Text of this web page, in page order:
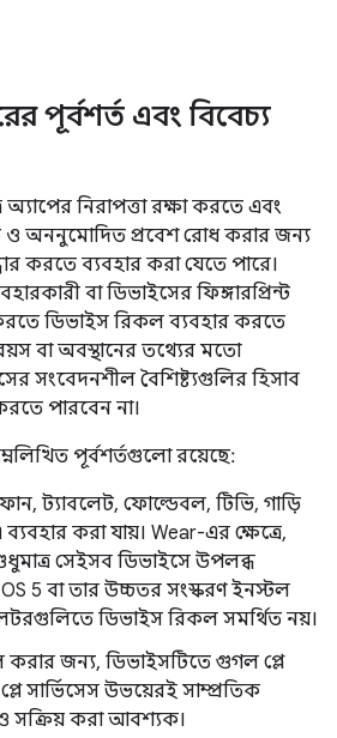
পূর্বশর্ত এবং বিবেচ্য
নিরাপত্তা রক্ষা করতে এবং
ও অননুমোদিত প্রবেশ রোধ করার জন্য
করতে ব্যবহার করা যেতে পারে।
বা ডিভাইসের ফিঙ্গারপ্রিন্ট
করতে ডিভাইস রিকল ব্যবহার করতে
বা অবস্থানের তথ্যের মতো
সংবেদনশীল বৈশিষ্ট্যগুলির হিসাব
পারবেন না।
পূর্বশর্তগুলো রয়েছে:
ট্যাবলেট, ফোল্ডেবল, টিভি, গাড়ি
করা যায়। Wear-এর ক্ষেত্রে,
সেইসব ডিভাইসে উপলব্ধ
5 বা তার উচ্চতর সংস্করণ ইনস্টল
ডিভাইস রিকল সমর্থিত নয়।
করার জন্য, ডিভাইসটিতে গুগল প্লে
সার্ভিসেস উভয়েরই সাম্প্রতিক
সক্রিয় করা আবশ্যক।